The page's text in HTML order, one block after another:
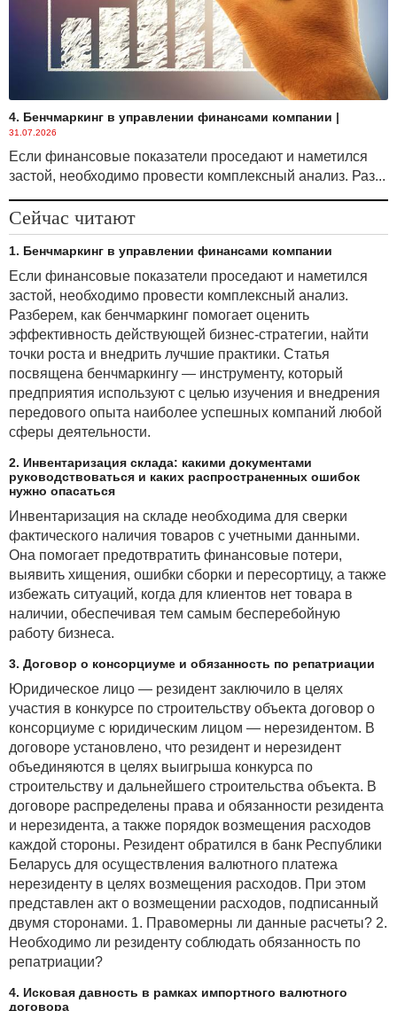
4. Бенчмаркинг в управлении финансами компании |
31.07.2026
Если финансовые показатели проседают и наметился
застой, необходимо провести комплексный анализ. Раз...
Сейчас читают
1. Бенчмаркинг в управлении финансами компании
Если финансовые показатели проседают и наметился
застой, необходимо провести комплексный анализ.
Разберем, как бенчмаркинг помогает оценить
эффективность действующей бизнес-стратегии, найти
точки роста и внедрить лучшие практики. Статья
посвящена бенчмаркингу — инструменту, который
предприятия используют с целью изучения и внедрения
передового опыта наиболее успешных компаний любой
сферы деятельности.
2. Инвентаризация склада: какими документами
руководствоваться и каких распространенных ошибок
нужно опасаться
Инвентаризация на складе необходима для сверки
фактического наличия товаров с учетными данными.
Она помогает предотвратить финансовые потери,
выявить хищения, ошибки сборки и пересортицу, а также
избежать ситуаций, когда для клиентов нет товара в
наличии, обеспечивая тем самым бесперебойную
работу бизнеса.
3. Договор о консорциуме и обязанность по репатриации
Юридическое лицо — резидент заключило в целях
участия в конкурсе по строительству объекта договор о
консорциуме с юридическим лицом — нерезидентом. В
договоре установлено, что резидент и нерезидент
объединяются в целях выигрыша конкурса по
строительству и дальнейшего строительства объекта. В
договоре распределены права и обязанности резидента
и нерезидента, а также порядок возмещения расходов
каждой стороны. Резидент обратился в банк Республики
Беларусь для осуществления валютного платежа
нерезиденту в целях возмещения расходов. При этом
представлен акт о возмещении расходов, подписанный
двумя сторонами. 1. Правомерны ли данные расчеты? 2.
Необходимо ли резиденту соблюдать обязанность по
репатриации?
4. Исковая давность в рамках импортного валютного
договора